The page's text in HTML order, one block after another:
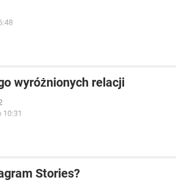
wyróżnionych relacji
10:31
Stories?